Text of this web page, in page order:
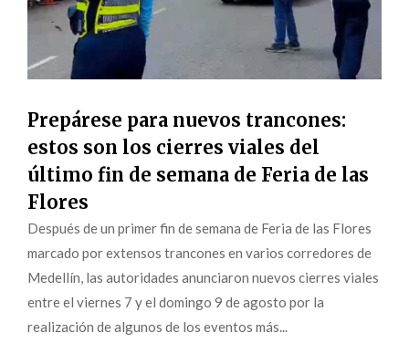
Prepárese para nuevos trancones:
estos son los cierres viales del
último fin de semana de Feria de las
Flores
Después de un primer fin de semana de Feria de las Flores
marcado por extensos trancones en varios corredores de
Medellín, las autoridades anunciaron nuevos cierres viales
entre el viernes 7 y el domingo 9 de agosto por la
realización de algunos de los eventos más...